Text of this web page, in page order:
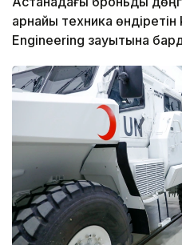
арнайы техника
Engineering зауытына